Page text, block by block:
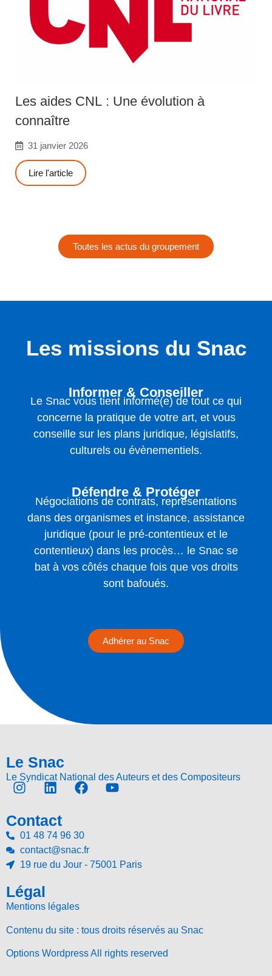
Les aides CNL : Une évolution à
connaître
31 janvier 2026
Lire l'article
Toutes les actus du groupement
Les missions du Snac
Informer & Conseiller
Le Snac vous tient informé(e) de tout ce qui
concerne la pratique de votre art, et vous
conseille sur les plans juridique, législatifs,
culturels ou évènementiels.
Défendre & Protéger
Négociations de contrats, représentations
dans des organismes et instance, assistance
juridique (pour le pré-contentieux et le
contentieux) dans les procès… le Snac se
bat à vos côtés chaque fois que vos droits
sont bafoués.
Adhérer au Snac
Le Snac
Le Syndicat National des Auteurs et des Compositeurs
Contact
01 48 74 96 30
contact@snac.fr
19 rue du Jour - 75001 Paris
Légal
Mentions légales
Contenu du site : tous droits réservés au Snac
Options Wordpress All rights reserved